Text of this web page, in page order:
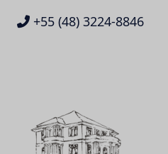
+55 (48) 3224-8846